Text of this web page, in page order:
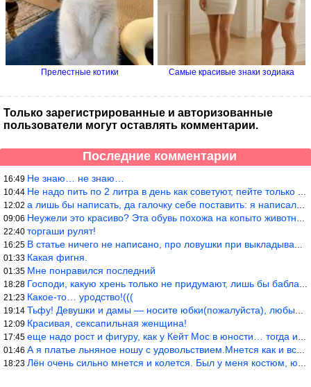
Прелестные котики Самые красивые знаки зодиака
Только зарегистрированные и авторизованные
пользователи могут оставлять комментарии.
Последние комментарии
16:49 Не знаю… не знаю…
10:44 Не надо пить по 2 литра в день как советуют, пейте только когда
12:02 а лишь бы написать, да галочку себе поставить: я написала статью
09:06 Неужели это красиво? Эта обувь похожа на копыто животного, не хв
22:40 торгаши рулят!
16:25 В статье ничего не написано, про ловушки при выкладывании товара
01:33 Какая фигня.
01:35 Мне понравился последний
18:28 Господи, какую хрень только не придумают, лишь бы бабла срубить!
21:23 Какое-то… уродство!(((
19:14 Тьфу! Девушки и дамы — носите юбки(пожалуйста), любые штаны на ж
12:09 Красивая, сексапильная женщина!
17:45 еще надо рост и фигуру, как у Кейт Мос в юности… тогда и стиль т
01:46 А я платье льняное ношу с удовольствием.Мнется как и все. Но это
18:23 Лён очень сильно мнется и колется. Был у меня костюм, юбка и жак